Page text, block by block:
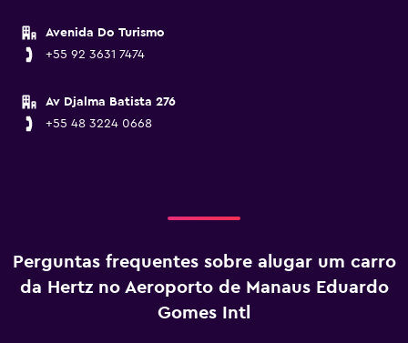
Avenida Do Turismo
+55 92 3631 7474
Av Djalma Batista 276
+55 48 3224 0668
Perguntas frequentes sobre alugar um carro
da Hertz no Aeroporto de Manaus Eduardo
Gomes Intl